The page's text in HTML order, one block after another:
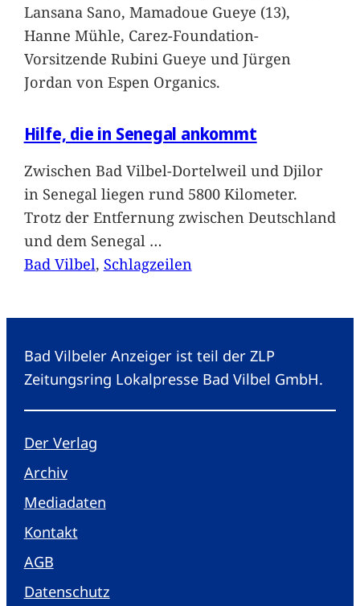
Lansana Sano, Mamadoue Gueye (13),
Hanne Mühle, Carez-Foundation-
Vorsitzende Rubini Gueye und Jürgen
Jordan von Espen Organics.
Hilfe, die in Senegal ankommt
Zwischen Bad Vilbel-Dortelweil und Djilor
in Senegal liegen rund 5800 Kilometer.
Trotz der Entfernung zwischen Deutschland
und dem Senegal …
Bad Vilbel, Schlagzeilen
Bad Vilbeler Anzeiger ist teil der ZLP
Zeitungsring Lokalpresse Bad Vilbel GmbH.
Der Verlag
Archiv
Mediadaten
Kontakt
AGB
Datenschutz